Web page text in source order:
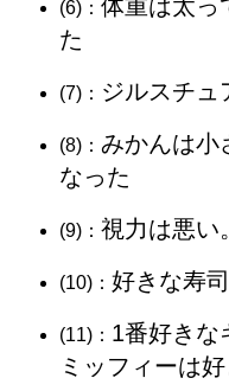
(6)： 体重は太っ
た
(7)： ジルスチュ
(8)： みかんは小
なった
(9)： 視力は悪い
(10)： 好きな寿
(11)： 1番好きな
ミッフィーは